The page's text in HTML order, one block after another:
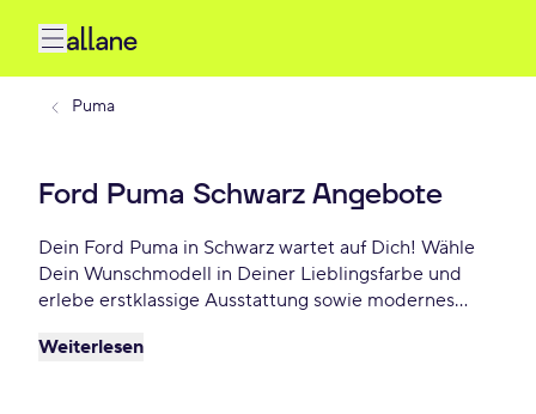
Puma
Ford Puma Schwarz Angebote
Dein Ford Puma in Schwarz wartet auf Dich! Wähle
Dein Wunschmodell in Deiner Lieblingsfarbe und
erlebe erstklassige Ausstattung sowie modernes
Finanzierungsoptionen und fahre Dein Ford Puma
Weiterlesen